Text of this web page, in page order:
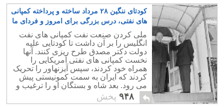
کودتای ننگین ۲۸ مرداد ساخته و پرداخته کمپانی
های نفتی، درس بزرگی برای امروز و فردای ما
۶
ملی کردن صنعت نفت کمپانی های نفت
انگلیس را بر آن داشت تا کودتایی علیه
دولت دکتر مصدق طرح ریزی کنند. آنها
نخست کمپانی های نفتی آمریکایی را
همراه خود کردند، سپس آیزنهاور را تحریک
کردند که ایران به سمت کمونیستی پیش
می رود. بعد شاه و بستگان او را ترغیب و
تشویق به همکاری کردند و دست به کودتا
زدند.
۹۴۸ پخش